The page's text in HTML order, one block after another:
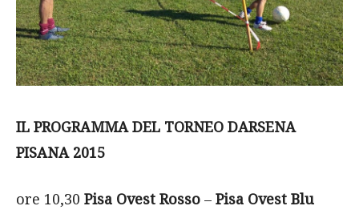
IL PROGRAMMA DEL TORNEO DARSENA
PISANA 2015
ore 10,30 Pisa Ovest Rosso – Pisa Ovest Blu